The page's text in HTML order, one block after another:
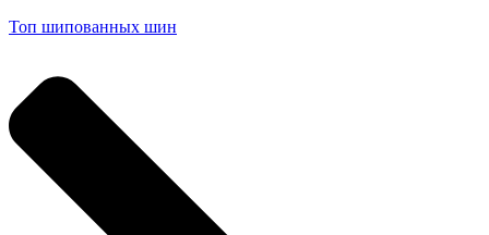
Топ шипованных шин